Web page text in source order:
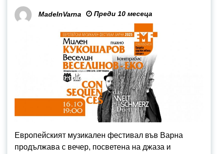
MadeInVarna Преди 10 месеца
Европейският музикален фестивал във Варна
продължава с вечер, посветена на джаза и